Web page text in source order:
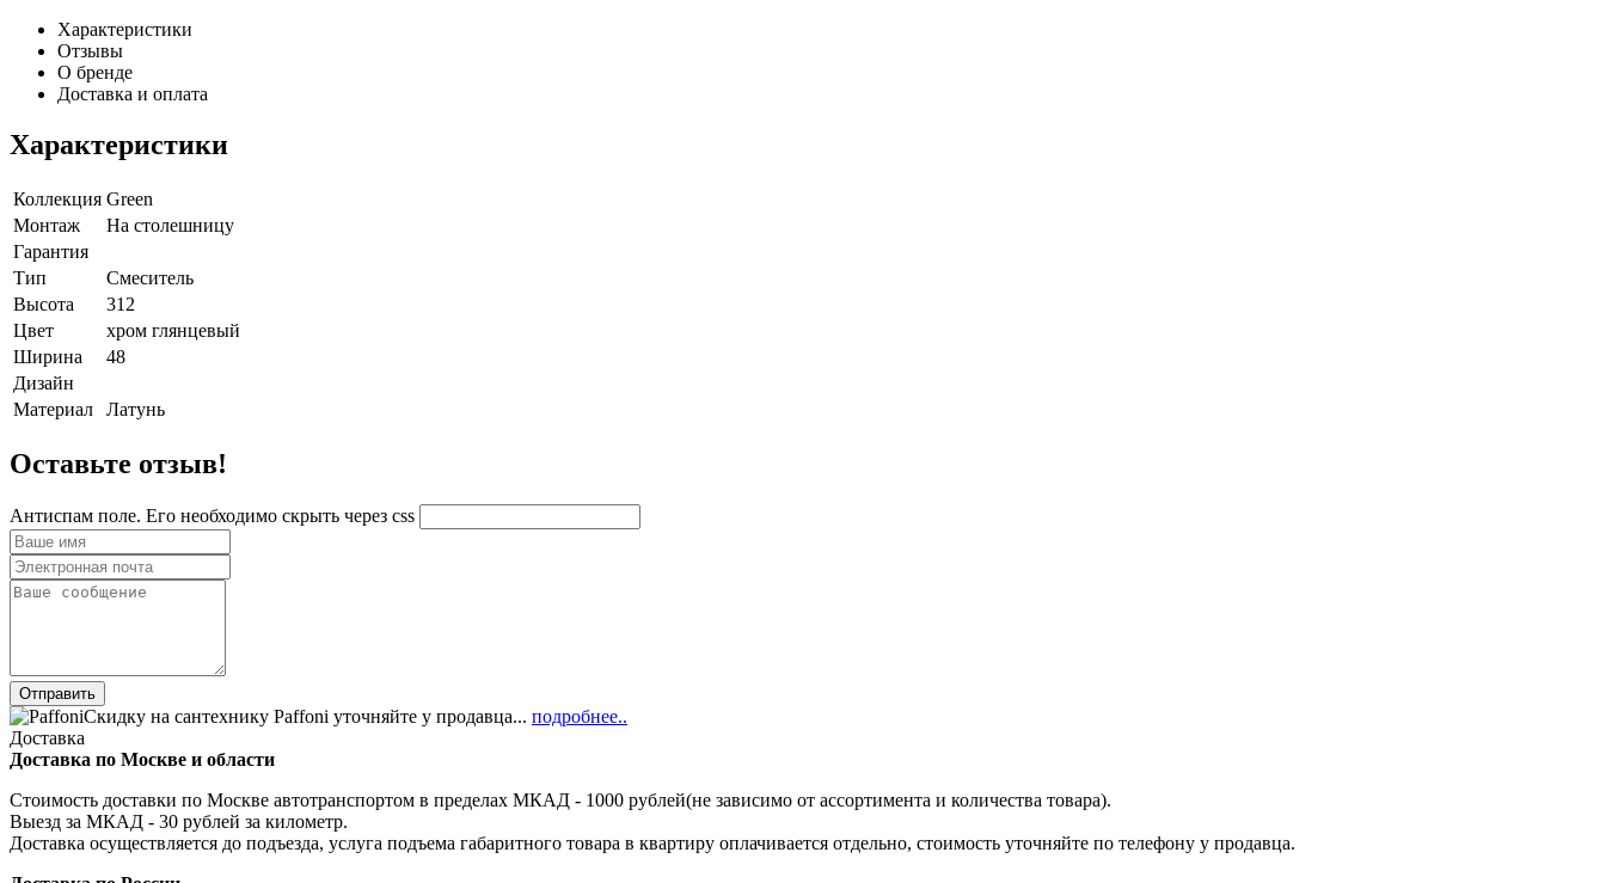
Характеристики
Отзывы
О бренде
Доставка и оплата
Характеристики
Коллекция Green
Монтаж
На столешницу
Гарантия
Тип
Смеситель
Высота
312
Цвет
хром глянцевый
Ширина
48
Дизайн
Материал
Латунь
Оставьте отзыв!
Антиспам поле. Его необходимо скрыть через css
Скидку на сантехнику Paffoni уточняйте у продавца... подробнее..
Доставка
Доставка по Москве и области
Стоимость доставки по Москве автотранспортом в пределах МКАД - 1000 рублей(не зависимо от ассортимента и количества товара).
Выезд за МКАД - 30 рублей за километр.
Доставка осуществляется до подъезда, услуга подъема габаритного товара в квартиру оплачивается отдельно, стоимость уточняйте по телефону у продавца.